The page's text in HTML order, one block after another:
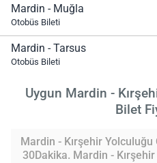
Mardin - Muğla
Otobüs Bileti
Mardin - Tarsus
Otobüs Bileti
Uygun Mardin -
Bilet
Mardin - Kırşehir
30Dakika. Mardin - Kırşehir